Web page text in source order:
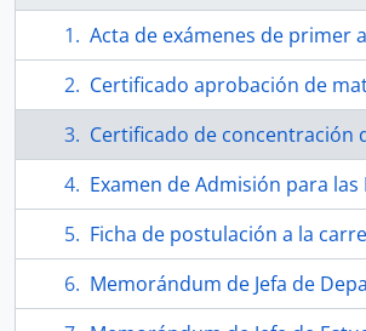
Acta de exámenes de primer año C de Humanidades del
Certificado aprobación de materias Raúl Zurita Canessa 1° y 2°
Certificado de concentración de notas de 2º
Examen de Admisión para las Escuelas de Técnicos, Constructores Civiles e Ingenieros
Ficha de postulación a la carrera de
Memorándum de Jefa de Departamento de Bienestar a